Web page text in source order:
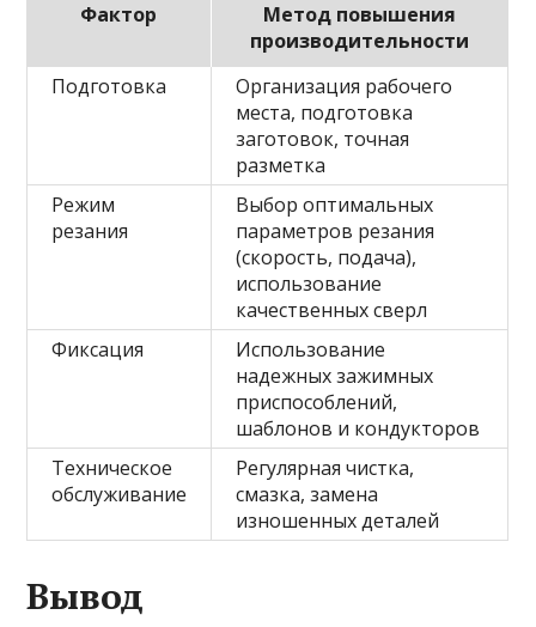
Фактор
Метод повышения
производительности
Подготовка
Организация рабочего
места, подготовка
заготовок, точная
разметка
Режим
резания
Выбор оптимальных
параметров резания
(скорость, подача),
использование
качественных сверл
Фиксация
Использование
надежных зажимных
приспособлений,
шаблонов и кондукторов
Техническое
обслуживание
Регулярная чистка,
смазка, замена
изношенных деталей
Вывод